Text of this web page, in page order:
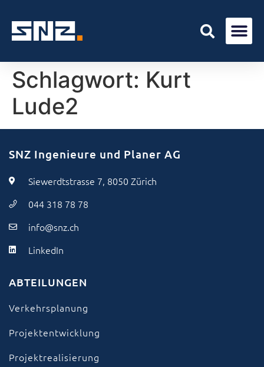
Schlagwort: Kurt
Lude2
SNZ Ingenieure und Planer AG
Siewerdtstrasse 7, 8050 Zürich
044 318 78 78
info@snz.ch
LinkedIn
ABTEILUNGEN
Verkehrsplanung
Projektentwicklung
Projektrealisierung